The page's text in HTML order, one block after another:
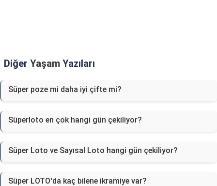
Diğer Yaşam Yazıları
Süper poze mi daha iyi çifte mi?
Süperloto en çok hangi gün çekiliyor?
Süper Loto ve Sayısal Loto hangi gün çekiliyor?
Süper LOTO'da kaç bilene ikramiye var?